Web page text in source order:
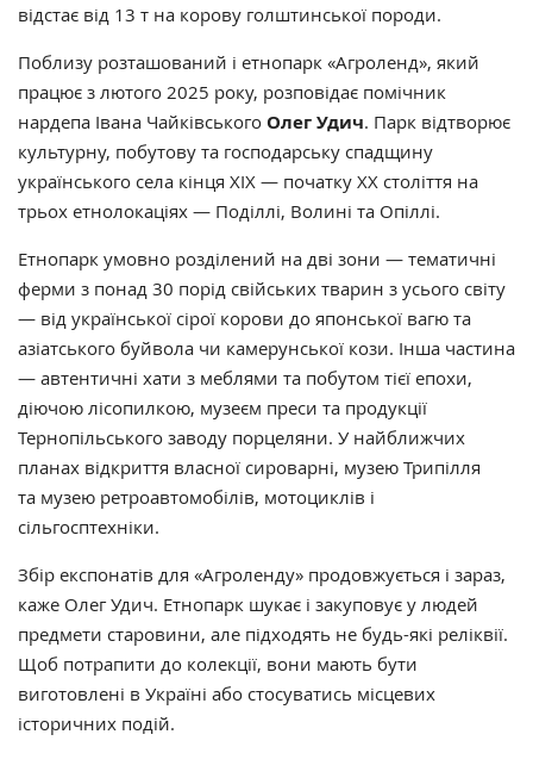
відстає від 13 т на корову голштинської породи.
Поблизу розташований і етнопарк «Агроленд», який
працює з лютого 2025 року, розповідає помічник
нардепа Івана Чайківського Олег Удич. Парк відтворює
культурну, побутову та господарську спадщину
українського села кінця ХІХ — початку ХХ століття на
трьох етнолокаціях — Поділлі, Волині та Опіллі.
Етнопарк умовно розділений на дві зони — тематичні
ферми з понад 30 порід свійських тварин з усього світу
— від української сірої корови до японської вагю та
азіатського буйвола чи камерунської кози. Інша частина
— автентичні хати з меблями та побутом тієї епохи,
діючою лісопилкою, музеєм преси та продукції
Тернопільського заводу порцеляни. У найближчих
планах відкриття власної сироварні, музею Трипілля
та музею ретроавтомобілів, мотоциклів і
сільгосптехніки.
Збір експонатів для «Агроленду» продовжується і зараз,
каже Олег Удич. Етнопарк шукає і закуповує у людей
предмети старовини, але підходять не будь-які реліквії.
Щоб потрапити до колекції, вони мають бути
виготовлені в Україні або стосуватись місцевих
історичних подій.